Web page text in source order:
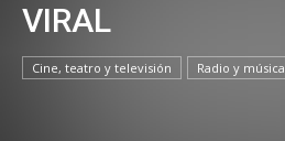
VIRAL
Cine, teatro y televisión Radio y música